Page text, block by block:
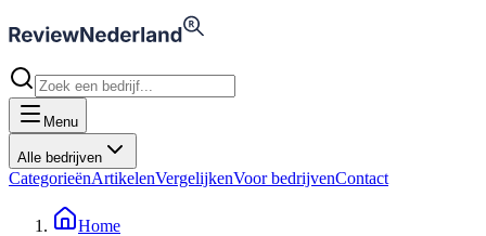
Menu
Alle bedrijven
CategorieënArtikelenVergelijkenVoor bedrijvenContact
Home